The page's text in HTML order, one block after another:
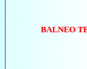
BALNEO